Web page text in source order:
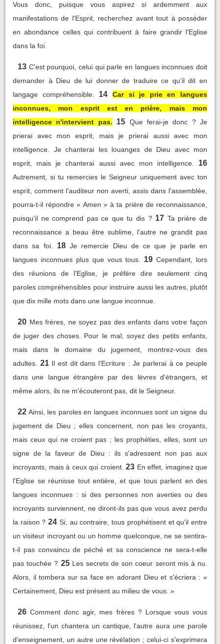
Vous donc, puisque vous aspirez si ardemment aux
manifestations de l'Esprit, recherchez avant tout à posséder
en abondance celles qui contribuent à faire grandir l'Eglise
dans la foi.
13 C'est pourquoi, celui qui parle en langues inconnues doit
demander à Dieu de lui donner de traduire ce qu'il dit en
langage compréhensible.
14
Car si je prie en langues
inconnues, mon esprit est en prière, mais mon
intelligence n'intervient pas.
15 Que ferai-je donc ? Je
prierai avec mon esprit, mais je prierai aussi avec mon
intelligence. Je chanterai les louanges de Dieu avec mon
esprit, mais je chanterai aussi avec mon intelligence.
16
Autrement, si tu remercies le Seigneur uniquement avec ton
esprit, comment l'auditeur non averti, assis dans l'assemblée,
pourra-t-il répondre « Amen » à ta prière de reconnaissance,
puisqu'il ne comprend pas ce que tu dis ? 17 Ta prière de
reconnaissance a beau être sublime, l'autre ne grandit pas
dans sa foi.
18 Je remercie Dieu de ce que je parle en
langues inconnues plus que vous tous.
19 Cependant, lors
des réunions de l'Eglise, je préfère dire seulement cinq
paroles compréhensibles pour instruire aussi les autres, plutôt
que dix mille mots dans une langue inconnue.
20 Mes frères, ne soyez pas des enfants dans votre façon
de juger des choses. Pour le mal, soyez des petits enfants,
mais dans le domaine du jugement, montrez-vous des
adultes.
21 Il est dit dans l'Ecriture : Je parlerai à ce peuple
dans une langue étrangère par des lèvres d'étrangers, et
même alors, ils ne m'écouteront pas, dit le Seigneur.
22 Ainsi, les paroles en langues inconnues sont un signe du
jugement de Dieu ; elles concernent, non pas les croyants,
mais ceux qui ne croient pas ; les prophéties, elles, sont un
signe de la faveur de Dieu : ils s'adressent non pas aux
incroyants, mais à ceux qui croient. 23 En effet, imaginez que
l'Eglise se réunisse tout entière, et que tous parlent en des
langues inconnues : si des personnes non averties ou des
incroyants surviennent, ne diront-ils pas que vous avez perdu
la raison ? 24 Si, au contraire, tous prophétisent et qu'il entre
un visiteur incroyant ou un homme quelconque, ne se sentira-
t-il pas convaincu de péché et sa conscience ne sera-t-elle
pas touchée ? 25 Les secrets de son coeur seront mis à nu.
Alors, il tombera sur sa face en adorant Dieu et s'écriera : «
Certainement, Dieu est présent au milieu de vous. »
26 Comment donc agir, mes frères ? Lorsque vous vous
réunissez, l'un chantera un cantique, l'autre aura une parole
d'enseignement, un autre une révélation ; celui-ci s'exprimera